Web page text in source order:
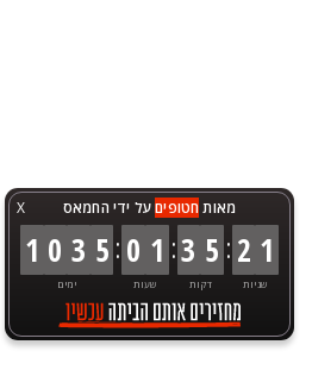
X מאותחטופיםעל ידי החמאס
1 0 3 5
ימים
: 0 1
שעות
:3 5
דקות
: 2 1
שניות